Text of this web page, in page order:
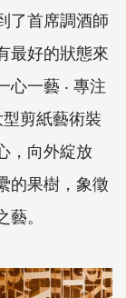
了首席調酒師
最好的狀態來
心一藝 ‧ 專注
剪紙藝術裝
，向外綻放
的果樹，象徵
。